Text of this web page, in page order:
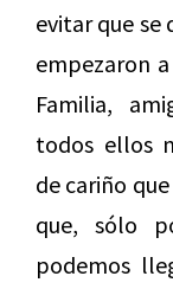
evitar que se
empezaron
Familia,
todos ellos
de cariño
que, sólo
podemos